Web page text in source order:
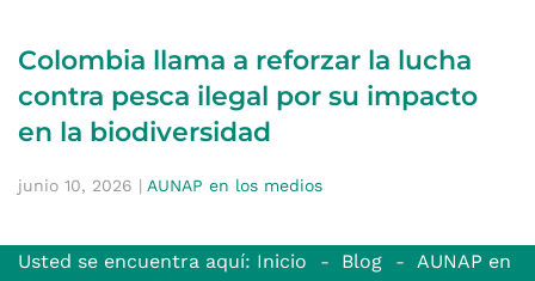
Colombia llama a reforzar la lucha
contra pesca ilegal por su impacto
en la biodiversidad
junio 10, 2026 | AUNAP en los medios
Usted se encuentra aquí: Inicio Blog
AUNAP en